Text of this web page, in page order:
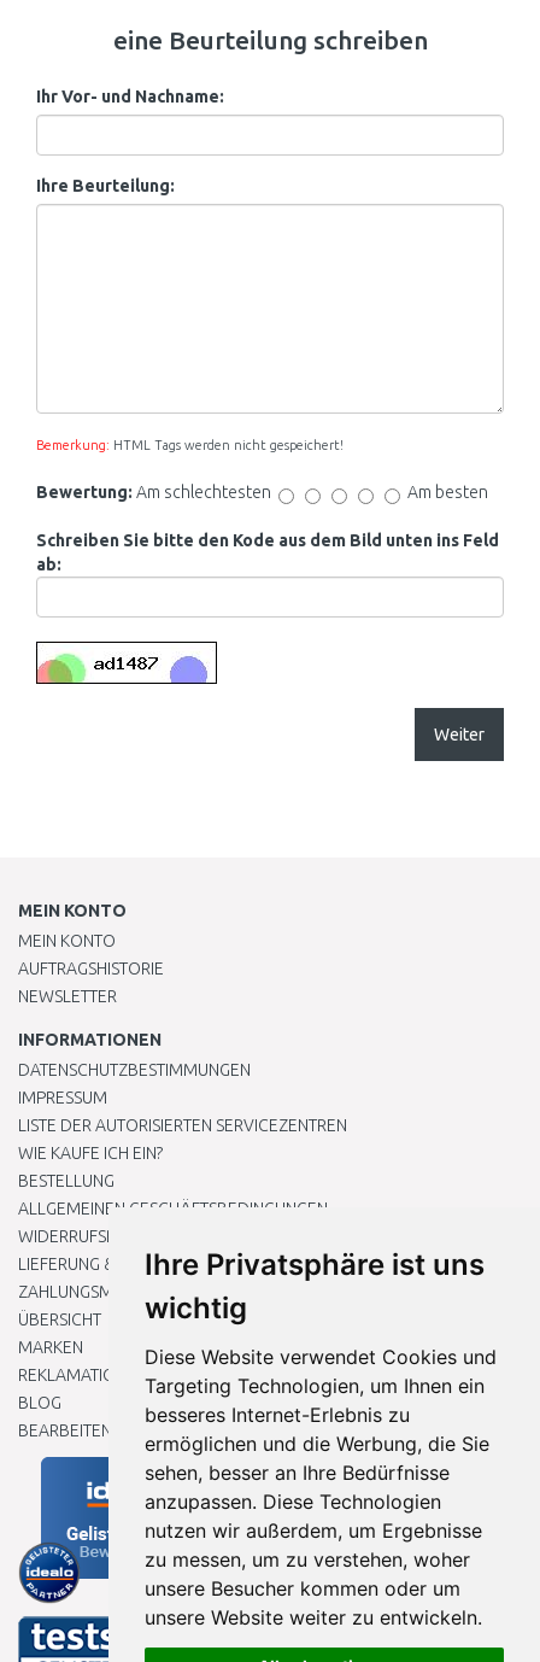
Ihre Privatsphäre ist uns
wichtig
Diese Website verwendet Cookies und
Targeting Technologien, um Ihnen ein
besseres Internet-Erlebnis zu
ermöglichen und die Werbung, die Sie
sehen, besser an Ihre Bedürfnisse
anzupassen. Diese Technologien
nutzen wir außerdem, um Ergebnisse
zu messen, um zu verstehen, woher
unsere Besucher kommen oder um
unsere Website weiter zu entwickeln.
eine Beurteilung schreiben
Ihr Vor- und Nachname:
Ihre Beurteilung:
Bemerkung: HTML Tags werden nicht gespeichert!
Bewertung: Am schlechtesten Am besten
Schreiben Sie bitte den Kode aus dem Bild unten ins Feld
ab:
Weiter
MEIN KONTO
MEIN KONTO
AUFTRAGSHISTORIE
NEWSLETTER
INFORMATIONEN
DATENSCHUTZBESTIMMUNGEN
IMPRESSUM
LISTE DER AUTORISIERTEN SERVICEZENTREN
WIE KAUFE ICH EIN?
BESTELLUNG
ALLGEMEINEN GESCHÄFTSBEDINGUNGEN
WIDERRUFSRECHT
LIEFERUNG & ZAHLUNG
ZAHLUNGSMETHODEN
ÜBERSICHT
MARKEN
REKLAMATIONEN UND RETOUREN
BLOG
BEARBEITEN SIE MEINE COOKIE-EINSTELLUNGEN